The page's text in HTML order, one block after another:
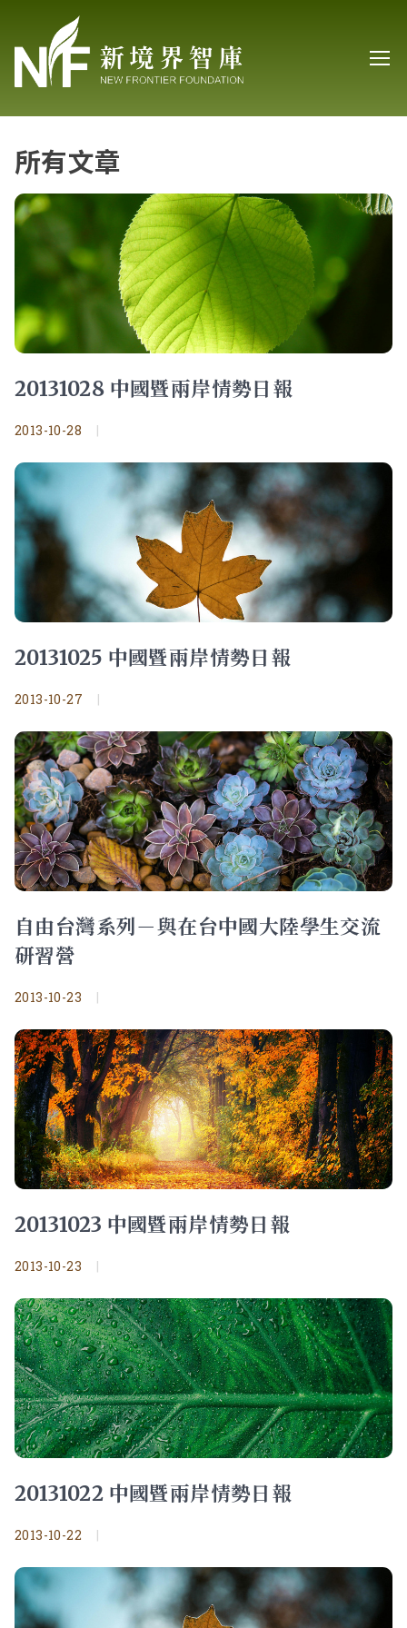
所有文章
20131028 中國暨兩岸情勢日報
2013-10-28 |
20131025 中國暨兩岸情勢日報
2013-10-27 |
自由台灣系列－與在台中國大陸學生交流
研習營
2013-10-23 |
20131023 中國暨兩岸情勢日報
2013-10-23 |
20131022 中國暨兩岸情勢日報
2013-10-22 |